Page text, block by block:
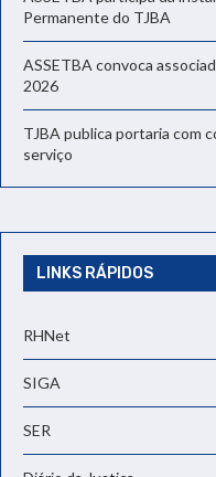
Permanente do TJBA
ASSETBA convoca
2026
TJBA publica portaria com
serviço
LINKS RÁPIDOS
RHNet
SIGA
SER